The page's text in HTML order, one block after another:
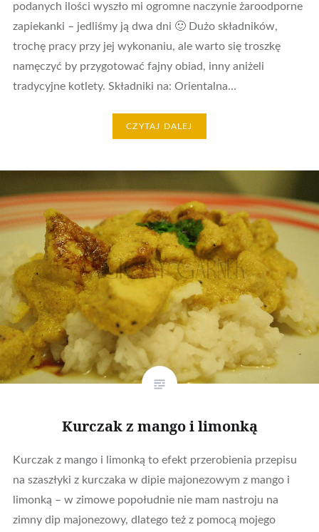
podanych ilości wyszło mi ogromne naczynie żaroodporne
zapiekanki – jedliśmy ją dwa dni 🙂 Dużo składników,
trochę pracy przy jej wykonaniu, ale warto się troszkę
namęczyć by przygotować fajny obiad, inny aniżeli
tradycyjne kotlety. Składniki na: Orientalna…
CZYTAJ DALEJ
Kurczak z mango i limonką
Kurczak z mango i limonką to efekt przerobienia przepisu
na szaszłyki z kurczaka w dipie majonezowym z mango i
limonką – w zimowe popołudnie nie mam nastroju na
zimny dip majonezowy, dlatego też z pomocą mojego